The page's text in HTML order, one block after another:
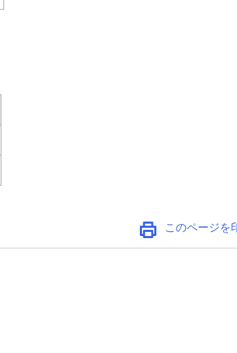
このページを